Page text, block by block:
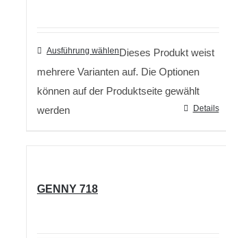
Ausführung wählenDieses Produkt weist
mehrere Varianten auf. Die Optionen
können auf der Produktseite gewählt
werden
Details
GENNY 718